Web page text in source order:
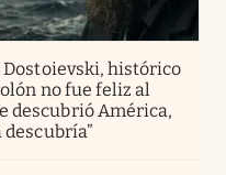
Dostoievski, histórico
no fue feliz al
descubrió América,